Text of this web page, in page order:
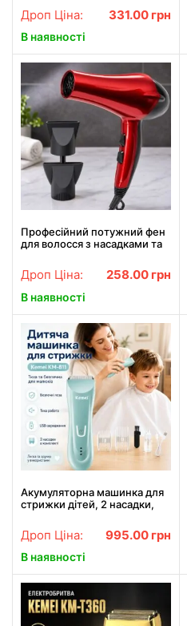
Беспроводная
электробритва для ушей /
Триммер для носа
Дроп Ціна: 331.00 грн
В наявності
Професійний потужний фен
для волосся з насадками та
Дроп Ціна: 258.00 грн
В наявності
Акумуляторна машинка для
стрижки дітей, 2 насадки,
Дитячий тример для
стрижки волосся
Дроп Ціна: 995.00 грн
В наявності